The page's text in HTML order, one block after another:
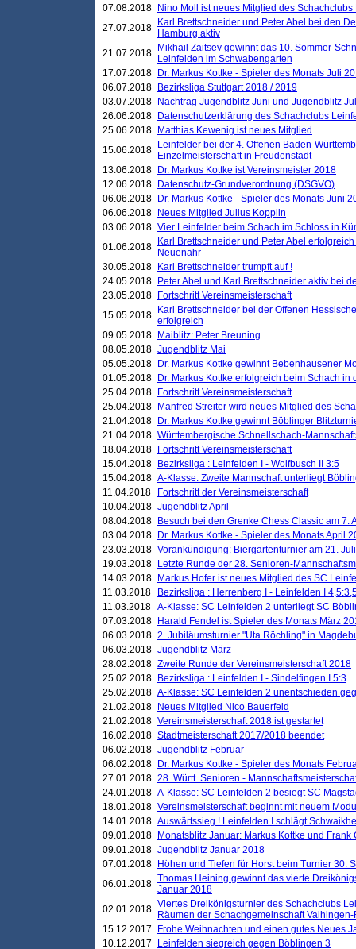
07.08.2018
Nino Moll ist neues Mitglied des
27.07.2018
Karl Brettschneider und Peter Abel bei den
Hamburg aktiv
21.07.2018
Mikhail Zaitsev gewinnt das 10. Sommer-
Leinfelden im Schwabengarten
17.07.2018
Dr. Markus Kottke - Spieler des Monats Juli
06.07.2018
Bezirksliga Stuttgart 2018 / 2019
03.07.2018
Nachtrag Jugendblitz Juni und Jugendblitz
26.06.2018
Datenschutzerklärung des Schachclubs
25.06.2018
Matthias Kewenig ist neues Mitglied
15.06.2018
Leinfelder bei der 4. Offenen Baden-
Einzelmeisterschaft in Freudenstadt
13.06.2018
Dr. Markus Kottke ist Vereinsmeister 2018
12.06.2018
Datenschutz-Grundverordnung (DSGVO)
06.06.2018
Dr. Markus Kottke - Spieler des Monats Juni
06.06.2018
Neues Mitglied Julius Kopplin
03.06.2018 Vier Leinfelder beim Schach im Schloss in
01.06.2018
Karl Brettschneider und Peter Abel
Neuenahr
30.05.2018
Karl Brettschneider trumpft auf !
24.05.2018
Peter Abel und Karl Brettschneider aktiv bei
23.05.2018
Fortschritt Vereinsmeisterschaft
15.05.2018
Karl Brettschneider bei der Offenen
erfolgreich
09.05.2018
Maiblitz: Peter Breuning
08.05.2018 Jugendblitz Mai
05.05.2018
Dr. Markus Kottke gewinnt Bebenhausener
01.05.2018
Dr. Markus Kottke erfolgreich beim Schach
25.04.2018
Fortschritt Vereinsmeisterschaft
25.04.2018
Manfred Streiter wird neues Mitglied des
21.04.2018
Dr. Markus Kottke gewinnt Böblinger
21.04.2018 Württembergische Schnellschach-
18.04.2018
Fortschritt Vereinsmeisterschaft
15.04.2018
Bezirksliga : Leinfelden I - Wolfbusch II 3:5
15.04.2018 A-Klasse: Zweite Mannschaft unterliegt
11.04.2018
Fortschritt der Vereinsmeisterschaft
10.04.2018 Jugendblitz April
08.04.2018
Besuch bei den Grenke Chess Classic am 7.
03.04.2018
Dr. Markus Kottke - Spieler des Monats April
23.03.2018 Vorankündigung: Biergartenturnier am 21.
19.03.2018
Letzte Runde der 28. Senioren-
14.03.2018
Markus Hofer ist neues Mitglied des SC
11.03.2018
Bezirksliga : Herrenberg I - Leinfelden I
11.03.2018 A-Klasse: SC Leinfelden 2 unterliegt SC
07.03.2018
Harald Fendel ist Spieler des Monats März
06.03.2018 2. Jubiläumsturnier "Uta Röchling" in
06.03.2018 Jugendblitz März
28.02.2018 Zweite Runde der Vereinsmeisterschaft 2018
25.02.2018
Bezirksliga : Leinfelden I - Sindelfingen I 5:3
25.02.2018 A-Klasse: SC Leinfelden 2 unentschieden
21.02.2018
Neues Mitglied Nico Bauerfeld
21.02.2018 Vereinsmeisterschaft 2018 ist gestartet
16.02.2018 Stadtmeisterschaft 2017/2018 beendet
06.02.2018 Jugendblitz Februar
06.02.2018
Dr. Markus Kottke - Spieler des Monats
27.01.2018 28. Württ. Senioren -
24.01.2018 A-Klasse: SC Leinfelden 2 besiegt SC
18.01.2018 Vereinsmeisterschaft beginnt mit neuem
14.01.2018 Auswärtssieg ! Leinfelden I schlägt
09.01.2018
Monatsblitz Januar: Markus Kottke und
09.01.2018 Jugendblitz Januar 2018
07.01.2018
Höhen und Tiefen für Horst beim Turnier 30.
06.01.2018 Thomas Heining gewinnt das vierte
Januar 2018
02.01.2018 Viertes Dreikönigsturnier des Schachclubs
Räumen der Schachgemeinschaft
15.12.2017
Frohe Weihnachten und einen gutes Neues
10.12.2017
Leinfelden siegreich gegen Böblingen 3